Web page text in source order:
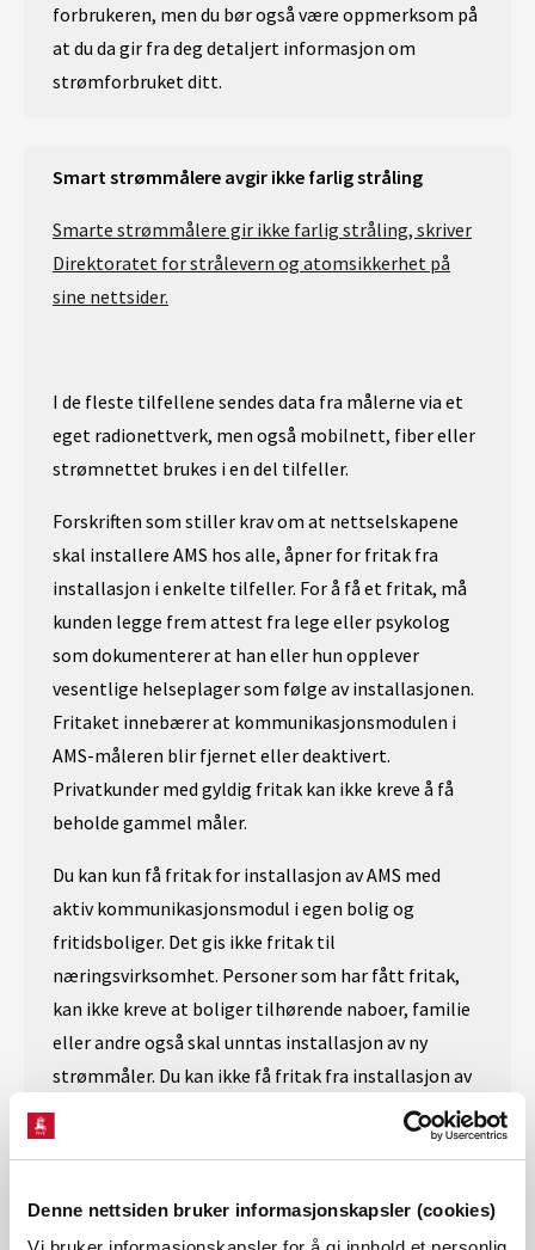
Denne nettsiden bruker informasjonskapsler (cookies)
forbrukeren, men du bør også være oppmerksom på
at du da gir fra deg detaljert informasjon om
strømforbruket ditt.
Smart strømmålere avgir ikke farlig stråling
Smarte strømmålere gir ikke farlig stråling, skriver
Direktoratet for strålevern og atomsikkerhet på
sine nettsider.
I de fleste tilfellene sendes data fra målerne via et
eget radionettverk, men også mobilnett, fiber eller
strømnettet brukes i en del tilfeller.
Forskriften som stiller krav om at nettselskapene
skal installere AMS hos alle, åpner for fritak fra
installasjon i enkelte tilfeller. For å få et fritak, må
kunden legge frem attest fra lege eller psykolog
som dokumenterer at han eller hun opplever
vesentlige helseplager som følge av installasjonen.
Fritaket innebærer at kommunikasjonsmodulen i
AMS-måleren blir fjernet eller deaktivert.
Privatkunder med gyldig fritak kan ikke kreve å få
beholde gammel måler.
Du kan kun få fritak for installasjon av AMS med
aktiv kommunikasjonsmodul i egen bolig og
fritidsboliger. Det gis ikke fritak til
næringsvirksomhet. Personer som har fått fritak,
kan ikke kreve at boliger tilhørende naboer, familie
eller andre også skal unntas installasjon av ny
strømmåler. Du kan ikke få fritak fra installasjon av
AMS-måler fordi du ønsker å ta hensyn til personer
som ikke bor i boligen.